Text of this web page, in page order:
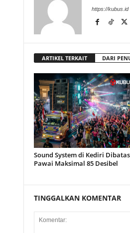
https://kubus.id
ARTIKEL TERKAIT DARI
Sound System di Kediri
Pawai Maksimal 85 Desibel
TINGGALKAN KOMENTAR